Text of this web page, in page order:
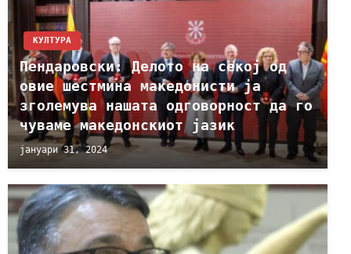
КУЛТУРА
Пендаровски: Делото на секој од
овие шестмина македонисти ја
зголемува нашата одговорност да го
чуваме македонскиот јазик
јануари 31, 2024